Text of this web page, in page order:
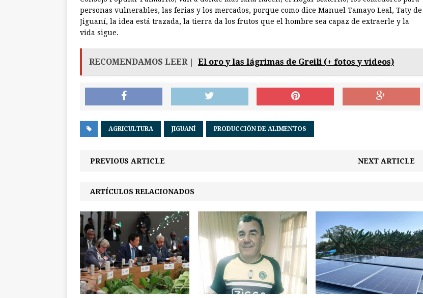
personas vulnerables, las ferias y los mercados, porque como dice Manuel Tamayo Leal, Taty de
Jiguaní, la idea está trazada, la tierra da los frutos que el hombre sea capaz de extraerle y la
vida sigue.
RECOMENDAMOS LEER | El oro y las lágrimas de Greili (+ fotos y videos)
AGRICULTURA JIGUANÍ PRODUCCIÓN DE ALIMENTOS
PREVIOUS ARTICLE NEXT ARTICLE
ARTÍCULOS RELACIONADOS